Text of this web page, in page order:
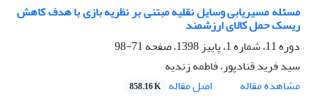
مسئله مسیریابی وسایل نقلیه مبتنی بر نظریه بازی با هدف کاهش
ریسک حمل کالای ارزشمند
دوره 11، شماره 1، پاییز 1398، صفحه
71-98
سید فرید قنادپور، فاطمه زندیه
مشاهده مقاله
اصل مقاله 858.16 K